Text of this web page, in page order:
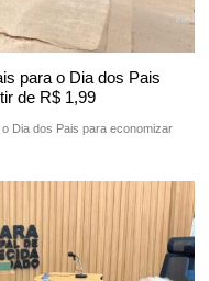
para o Dia dos Pais
de R$ 1,99
Dia dos Pais para economizar